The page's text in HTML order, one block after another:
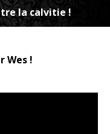
la calvitie !
Wes !